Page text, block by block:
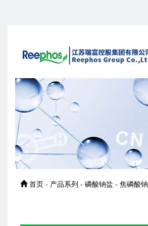
首页 - 产品系列 - 磷酸钠盐 - 焦磷酸钠